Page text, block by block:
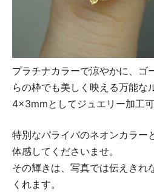
プラチナカラーで涼やかに、ゴ
らの枠でも美しく映える万能な
4×3mmとしてジュエリー加工
特別なパライバのネオンカラー
体感してくださいませ。
その輝きは、写真では伝えきれ
くれます。